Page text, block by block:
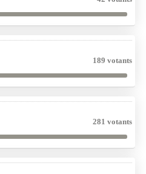
189 votants
281 votants